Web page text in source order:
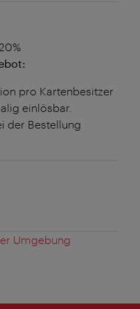
pro Kartenbesitzer
einlösbar.
der Bestellung
Umgebung